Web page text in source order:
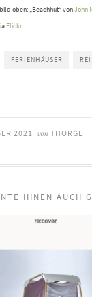
oben: „Beachhut“ vonJohn
Flickr
FERIENHÄUSER
2021 von THORGE
IHNEN AUCH